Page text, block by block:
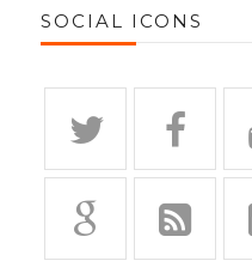
SOCIAL ICONS